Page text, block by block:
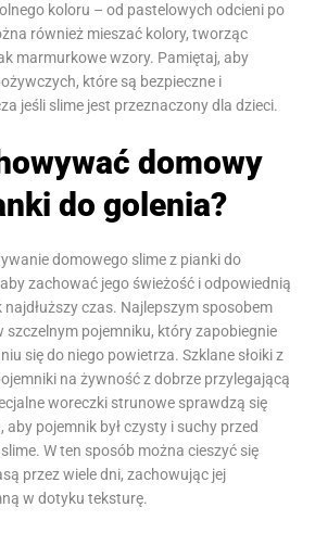
koloru – od pastelowych odcieni po
również mieszać kolory, tworząc
marmurkowe wzory. Pamiętaj, aby
które są bezpieczne i
jeśli slime jest przeznaczony dla dzieci.
domowy
do golenia?
domowego slime z pianki do
zachować jego świeżość i odpowiednią
najdłuższy czas. Najlepszym sposobem
szczelnym pojemniku, który zapobiegnie
się do niego powietrza. Szklane słoiki z
na żywność z dobrze przylegającą
woreczki strunowe sprawdzą się
aby pojemnik był czysty i suchy przed
W ten sposób można cieszyć się
przez wiele dni, zachowując jej
w dotyku teksturę.